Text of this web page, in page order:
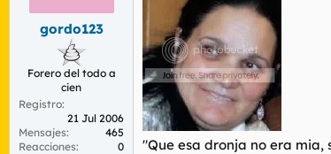
gordo123
Forero del todo a
cien
Registro
21 Jul 2006
Mensajes
465
Reacciones
0 "Que esa dronja no era mia,